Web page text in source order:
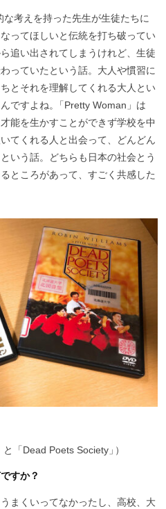
考えを持った先生が生徒たちに
ってほしいと伝統を打ち破ってい
追い出されてしまうけれど、生徒
っていたという話。大人や慣習に
とそれを理解してくれる大人とい
ですよね。
「Pretty Woman」は
能を生かすことができず学校を中
てくれる人と出会って、どんどん
いう話。どちらも日本の社会とう
ところがあって、すごく共感した
「Dead Poets Society 」 ）
すか？
まくいってなかったし、高校、大